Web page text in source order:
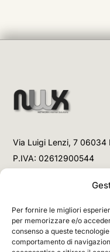
Per fornire le migliori
per memorizzare e/o
consenso a queste
comportamento di
Via Luigi Lenzi, 7 06034
P.IVA: 02612900544
+39 3477853708
Email